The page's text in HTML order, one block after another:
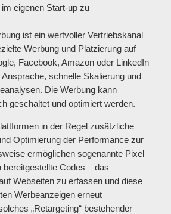
eigenen Start-up zu
ist ein wertvoller Vertriebskanal
Werbung und Platzierung auf
Facebook, Amazon oder LinkedIn
schnelle Skalierung und
Die Werbung kann
geschaltet und optimiert werden.
in der Regel zusätzliche
Optimierung der Performance zur
ermöglichen sogenannte Pixel –
Codes – das
Webseiten zu erfassen und diese
Werbeanzeigen erneut
„Retargeting“ bestehender